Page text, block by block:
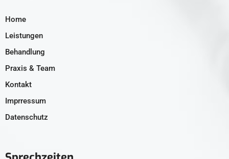
Home
Leistungen
Behandlung
Praxis & Team
Kontakt
Imprressum
Datenschutz